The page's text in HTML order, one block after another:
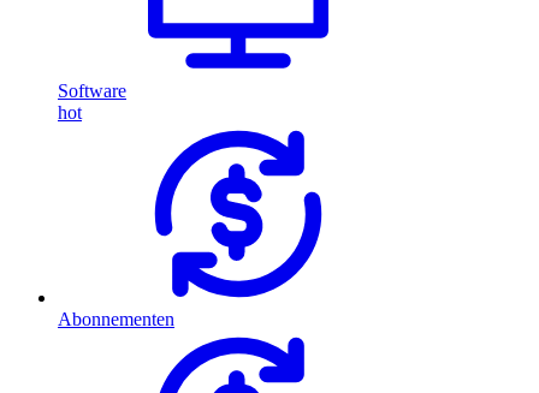
Software
hot
Abonnementen